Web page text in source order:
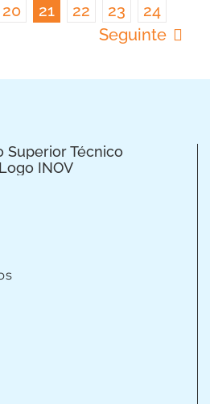
20 21 22 23
24
Seguinte